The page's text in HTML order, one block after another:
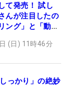
て発売！ 試し
んが注目したの
ング」と「動き
(日) 11時46分
っかり」の絶妙